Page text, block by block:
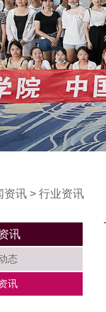
资讯 > 行业资讯
讯
态
讯